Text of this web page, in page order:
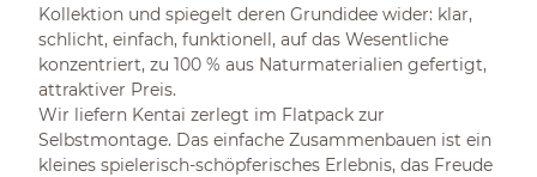
Kollektion und spiegelt deren Grundidee wider: klar,
schlicht, einfach, funktionell, auf das Wesentliche
konzentriert, zu 100 % aus Naturmaterialien gefertigt,
attraktiver Preis.
Wir liefern Kentai zerlegt im Flatpack zur
Selbstmontage. Das einfache Zusammenbauen ist ein
kleines spielerisch-schöpferisches Erlebnis, das Freude